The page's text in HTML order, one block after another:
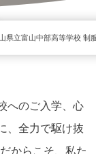
県立富山中部高等学校 制
へのご入学、心
、全力で駆け抜
からこそ、私た